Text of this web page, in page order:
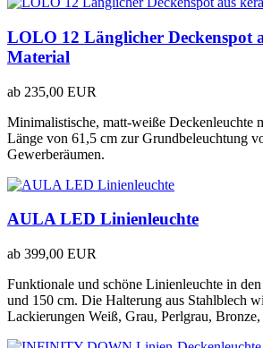
LOLO 12 Länglicher Deckenspot
Material
ab 235,00 EUR
Minimalistische, matt-weiße Deckenleuchte
Länge von 61,5 cm zur Grundbeleuchtung
Gewerberäumen.
AULA LED Linienleuchte
ab 399,00 EUR
Funktionale und schöne Linienleuchte in
und 150 cm. Die Halterung aus Stahlblech
Lackierungen Weiß, Grau, Perlgrau, Bronze,